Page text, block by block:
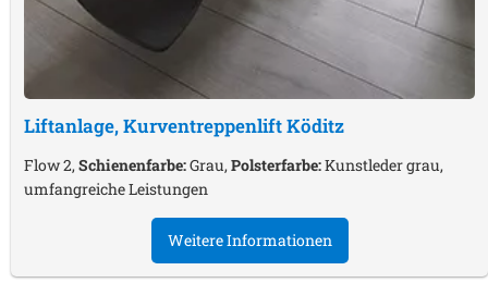
Liftanlage, KurventreppenliftKöditz
Flow 2,Schienenfarbe:Grau,Polsterfarbe:Kunstleder grau,
umfangreiche Leistungen
Weitere Informationen